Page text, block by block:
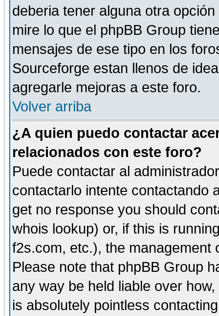
deberia tener alguna otra
mire lo que el phpBB Group
mensajes de ese tipo en los
Sourceforge estan llenos de
agregarle mejoras a este foro.
Volver arriba
¿A quien puedo contactar
relacionados con este foro?
Puede contactar al
contactarlo intente contactando
get no response you should
whois lookup) or, if this is
f2s.com, etc.), the management
Please note that phpBB Group
any way be held liable over
is absolutely pointless